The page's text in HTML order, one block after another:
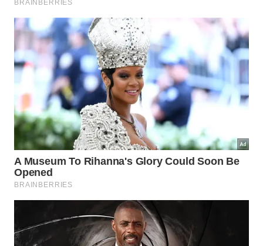
os tomates podem produzir efeitos biológicos
mesmo sem altos níveis de licopeno.
No entanto, alterações relacionadas aos
metabólitos das isoflavonas da soja se destacaram
nos participantes que consumiram o suco de
tomate com soja. Embora os pesquisadores
afirmem que mais estudos são necessários, esses
resultados fornecem evidências adicionais de que a
bebida influencia a biologia humana de maneiras
mensuráveis.